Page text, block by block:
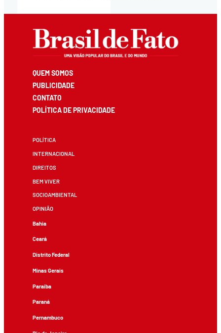
QUEM SOMOS
PUBLICIDADE
CONTATO
POLÍTICA DE PRIVACIDADE
POLÍTICA
INTERNACIONAL
DIREITOS
BEM VIVER
SOCIOAMBIENTAL
OPINIÃO
Bahia
Ceará
Distrito Federal
Minas Gerais
Paraíba
Paraná
Pernambuco